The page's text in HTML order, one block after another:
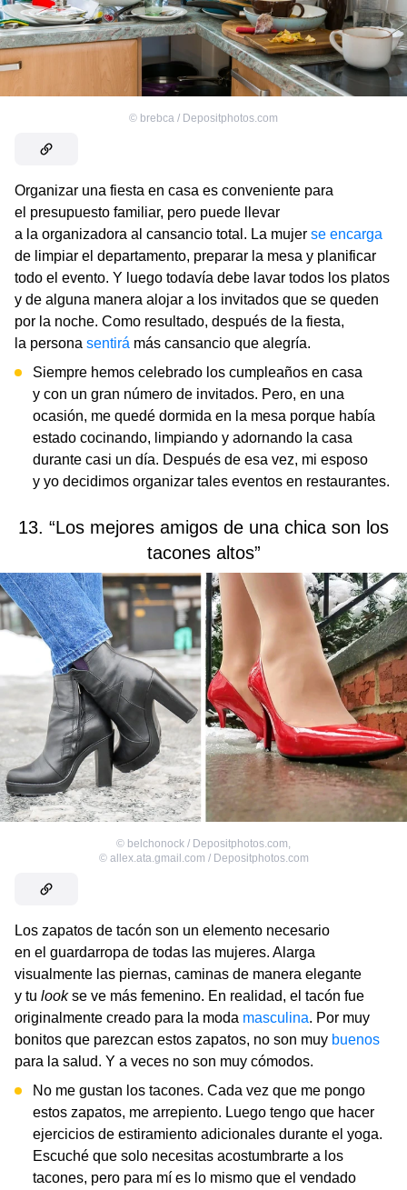
© brebca / Depositphotos.com
Organizar una fiesta en casa es conveniente para
el presupuesto familiar, pero puede llevar
a la organizadora al cansancio total. La mujer se encarga
de limpiar el departamento, preparar la mesa y planificar
todo el evento. Y luego todavía debe lavar todos los platos
y de alguna manera alojar a los invitados que se queden
por la noche. Como resultado, después de la fiesta,
la persona sentirá más cansancio que alegría.
Siempre hemos celebrado los cumpleaños en casa
y con un gran número de invitados. Pero, en una
ocasión, me quedé dormida en la mesa porque había
estado cocinando, limpiando y adornando la casa
durante casi un día. Después de esa vez, mi esposo
y yo decidimos organizar tales eventos en restaurantes.
13. “Los mejores amigos de una chica son los
tacones altos”
© belchonock / Depositphotos.com
© allex.ata.gmail.com / Depositphotos.com
Los zapatos de tacón son un elemento necesario
en el guardarropa de todas las mujeres. Alarga
visualmente las piernas, caminas de manera elegante
y tu lookse ve más femenino. En realidad, el tacón fue
originalmente creado para la moda masculina. Por muy
bonitos que parezcan estos zapatos, no son muy buenos
para la salud. Y a veces no son muy cómodos.
No me gustan los tacones. Cada vez que me pongo
estos zapatos, me arrepiento. Luego tengo que hacer
ejercicios de estiramiento adicionales durante el yoga.
Escuché que solo necesitas acostumbrarte a los
tacones, pero para mí es lo mismo que el vendado